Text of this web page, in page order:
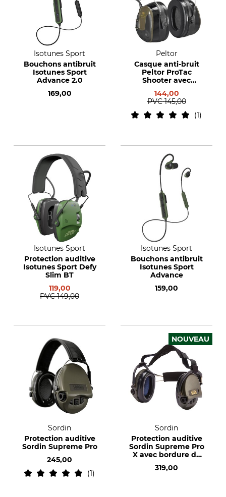
Isotunes Sport
Bouchons antibruit
Isotunes Sport
Advance 2.0
169,00
Peltor
Casque anti-bruit
Peltor ProTac
Shooter avec
144,00
PVC 145,00
1
Isotunes Sport
Protection auditive
Isotunes Sport Defy
Slim BT
119,00
PVC 149,00
Isotunes Sport
Bouchons antibruit
Isotunes Sport
Advance
159,00
Sordin
Protection auditive
Sordin Supreme Pro
245,00
1
NOUVEAU
Sordin
Protection auditive
Sordin Supreme Pro
X avec bordure de
319,00